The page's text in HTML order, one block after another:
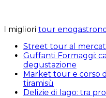
I migliori tour
Street tour al
Guffanti Formaggi:
degustazione
Market tour e corso
tiramisù
Delizie di lago: tra